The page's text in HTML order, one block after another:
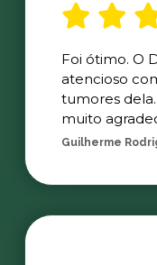
Foi ótimo. O
atencioso
tumores
muito
Guilherme